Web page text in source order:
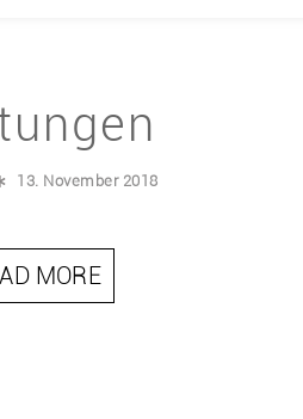
13. November 2018
MORE